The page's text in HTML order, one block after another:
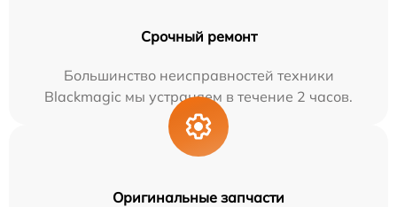
Срочный ремонт
Большинство неисправностей техники
Blackmagic мы устраняем в течение 2 часов.
Оригинальные запчасти